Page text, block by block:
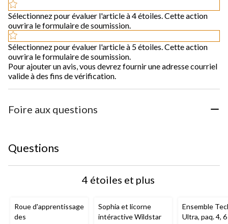
Sélectionnez pour évaluer l'article à 4 étoiles. Cette action
ouvrira le formulaire de soumission.
Sélectionnez pour évaluer l'article à 5 étoiles. Cette action
ouvrira le formulaire de soumission.
Pour ajouter un avis, vous devrez fournir une adresse courriel
valide à des fins de vérification.
Foire aux questions
Questions
4 étoiles et plus
Roue d'apprentissage
des
Sophia et licorne
intéractive Wildstar
Ensemble
Ultra, paq. 4,